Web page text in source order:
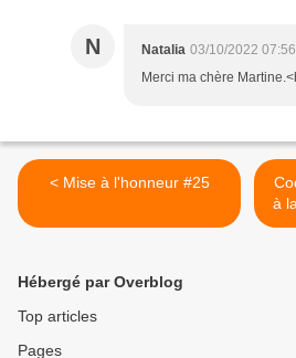
N Natalia 03/10/2022 07:56
Merci ma chère
< Mise à l'honneur #25
à
Hébergé par Overblog
Top articles
Pages